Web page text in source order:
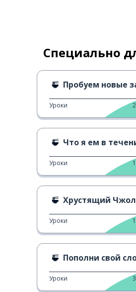
Специально
Пробуем новые
Уроки
Что я ем в
Уроки
Хрустящий Чжольмён с
Уроки
Пополни свой
Уроки